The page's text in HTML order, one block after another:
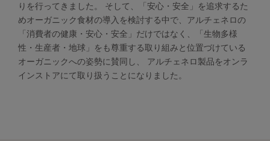
りを行ってきました。 そして、「安心・安全」を追求するた
めオーガニック食材の導入を検討する中で、アルチェネロの
「消費者の健康・安心・安全」だけではなく、「生物多様
性・生産者・地球」をも尊重する取り組みと位置づけている
オーガニックへの姿勢に賛同し、 アルチェネロ製品をオンラ
インストアにて取り扱うことになりました。